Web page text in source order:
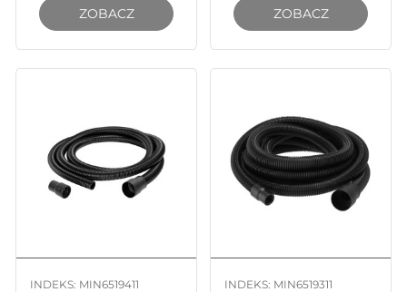
ZOBACZ
ZOBACZ
INDEKS: MIN6519411 INDEKS: MIN6519311